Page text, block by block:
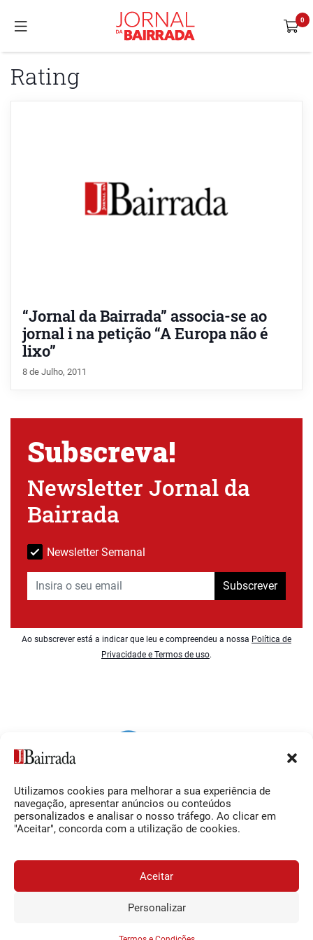
Utilizamos cookies para melhorar a sua experiência de
navegação, apresentar anúncios ou conteúdos
personalizados e analisar o nosso tráfego. Ao clicar em
"Aceitar", concorda com a utilização de cookies.
Aceitar
Personalizar
Rating
“Jornal da Bairrada” associa-se ao
jornal i na petição “A Europa não é
lixo”
8 de Julho, 2011
Subscreva!
Newsletter Jornal da
Bairrada
Newsletter Semanal
Subscrever
Ao subscrever está a indicar que leu e compreendeu a nossa Política de
Privacidade e Termos de uso.
Siga-nos
Facebook
O Jornal da Bairrada
Contactos
Termos e Condições
© 2026 Jornal da Bairrada